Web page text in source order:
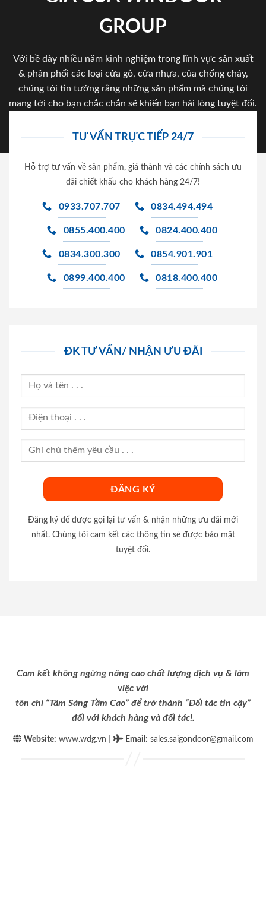
GROUP
Với bề dày nhiều năm kinh nghiệm trong lĩnh vực sản xuất
& phân phối các loại cửa gỗ, cửa nhựa, của chống cháy,
chúng tôi tin tưởng rằng những sản phẩm mà chúng tôi
mang tới cho bạn chắc chắn sẽ khiến bạn hài lòng tuyệt đối.
TƯ VẤN TRỰC TIẾP 24/7
Hỗ trợ tư vấn về sản phẩm, giá thành và các chính sách ưu
đãi chiết khấu cho khách hàng 24/7!
0933.707.707 0834.494.494
0855.400.400 0824.400.400
0834.300.300 0854.901.901
0899.400.400 0818.400.400
ĐK TƯ VẤN/ NHẬN ƯU ĐÃI
Đăng ký để được gọi lại tư vấn & nhận những ưu đãi mới
nhất. Chúng tôi cam kết các thông tin sẽ được bảo mật
tuyệt đối.
Cam kết không ngừng nâng cao chất lượng dịch vụ & làm
việc với
tôn chỉ “Tâm Sáng Tầm Cao” để trở thành “Đối tác tin cậy”
đối với khách hàng và đối tác!.
Website: www.wdg.vn Email : sales.saigondoor@gmail.com